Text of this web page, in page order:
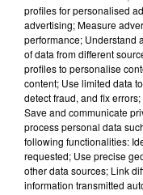
29 juillet 2026
GAGNEZ
PARCS DU LAC
CHAMPAGNE
profiles for personalised
advertising; Measure
performance; Understand
of data from different
profiles to personalise
content; Use limited data
detect fraud, and fix
Save and communicate
process personal data
following functionalities:
requested; Use precise
other data sources; Link
information transmitted